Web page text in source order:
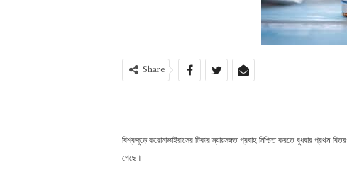
Share
বিশ্বজুড়ে করোনাভাইরাসের টিকার ন্যায়সঙ্গত প্রবাহ নিশ্চিত করতে বুধবার প্রথম
গেছে।